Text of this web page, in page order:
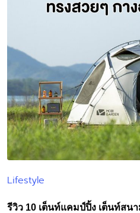
Posted
Lifestyle
รีวิว 10 เต็นท์แคมป์ปิ้ง เต็นท์สน